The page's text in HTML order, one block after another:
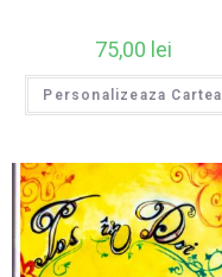
75,00 lei
Personalizeaza Cartea